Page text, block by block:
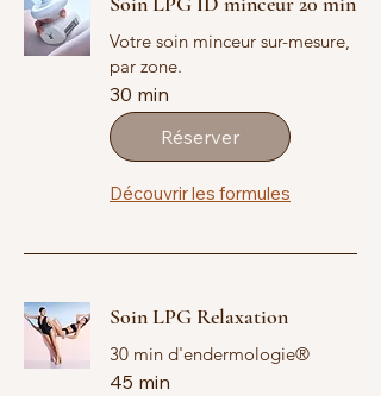
Votre soin minceur sur-mesure,
par zone.
30 min
Réserver
Découvrir les formules
Soin LPG Relaxation
30 min d'endermologie®
45 min